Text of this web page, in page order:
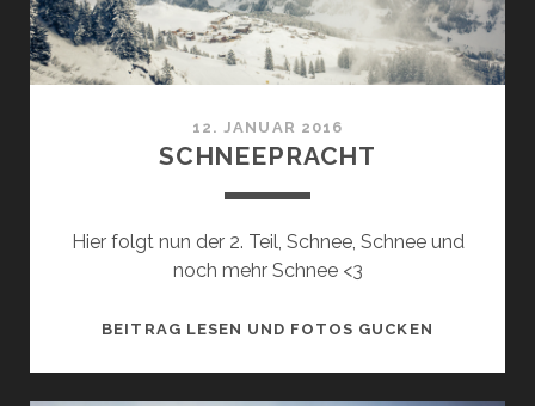
12. JANUAR 2016
SCHNEEPRACHT
Hier folgt nun der 2. Teil, Schnee, Schnee und
noch mehr Schnee <3
BEITRAG LESEN UND FOTOS GUCKEN